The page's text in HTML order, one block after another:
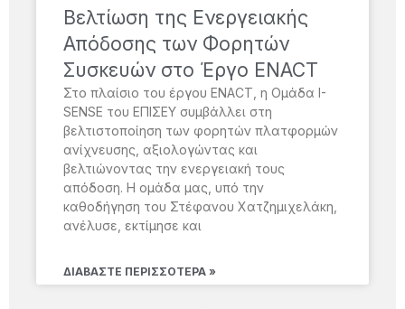
Βελτίωση της Ενεργειακής
Απόδοσης των Φορητών
Συσκευών στο Έργο ENACT
Στο πλαίσιο του έργου ENACT, η Ομάδα I-
SENSE του ΕΠΙΣΕΥ συμβάλλει στη
βελτιστοποίηση των φορητών πλατφορμών
ανίχνευσης, αξιολογώντας και
βελτιώνοντας την ενεργειακή τους
απόδοση. Η ομάδα μας, υπό την
καθοδήγηση του Στέφανου Χατζημιχελάκη,
ανέλυσε, εκτίμησε και
ΔΙΑΒΆΣΤΕ ΠΕΡΙΣΣΌΤΕΡΑ »